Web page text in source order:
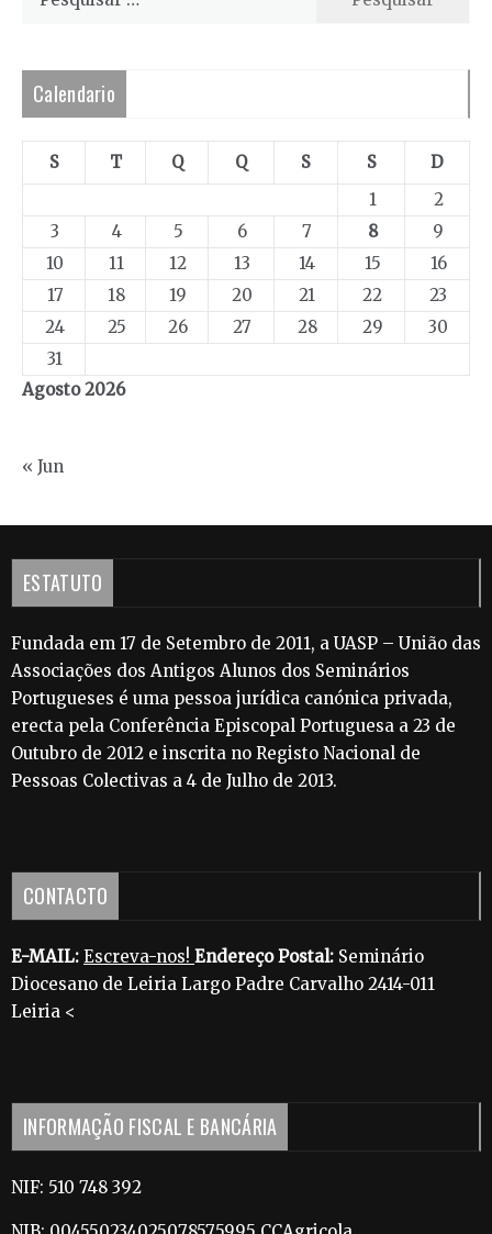
Calendario
Agosto 2026
S T Q Q S S
D
1
2
3
4 5 6 7 8
9
10
11 12 13 14 15
16
17
18 19 20 21 22
23
24
25 26 27 28 29
30
31
« Jun
ESTATUTO
Fundada em 17 de Setembro de 2011, a UASP – União das
Associações dos Antigos Alunos dos Seminários
Portugueses é uma pessoa jurídica canónica privada,
erecta pela Conferência Episcopal Portuguesa a 23 de
Outubro de 2012 e inscrita no Registo Nacional de
Pessoas Colectivas a 4 de Julho de 2013.
CONTACTO
E-MAIL: Escreva-nos! Endereço Postal: Seminário
Diocesano de Leiria Largo Padre Carvalho 2414-011
Leiria <
INFORMAÇÃO FISCAL E BANCÁRIA
NIF: 510 748 392